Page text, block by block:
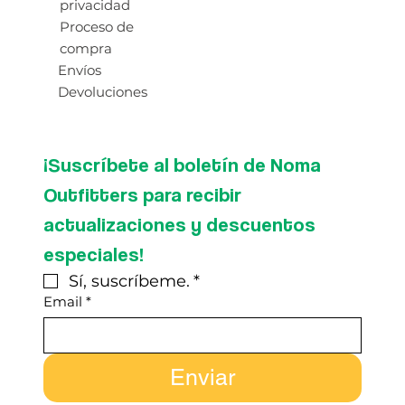
privacidad
Proceso de
compra
Envíos
Devoluciones
¡Suscríbete al boletín de Noma
Outfitters para recibir
actualizaciones y descuentos
especiales!
Sí, suscríbeme. *
Email *
Enviar